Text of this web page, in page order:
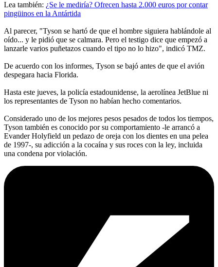
Lea también: ¿Se le mediría? Ofrecen hasta 2.000 euros por contar
pingüinos en la Antártida
Al parecer, "Tyson se hartó de que el hombre siguiera hablándole al
oído... y le pidió que se calmara. Pero el testigo dice que empezó a
lanzarle varios puñetazos cuando el tipo no lo hizo", indicó TMZ.
De acuerdo con los informes, Tyson se bajó antes de que el avión
despegara hacia Florida.
Hasta este jueves, la policía estadounidense, la aerolínea JetBlue ni
los representantes de Tyson no habían hecho comentarios.
Considerado uno de los mejores pesos pesados de todos los tiempos,
Tyson también es conocido por su comportamiento -le arrancó a
Evander Holyfield un pedazo de oreja con los dientes en una pelea
de 1997-, su adicción a la cocaína y sus roces con la ley, incluida
una condena por violación.